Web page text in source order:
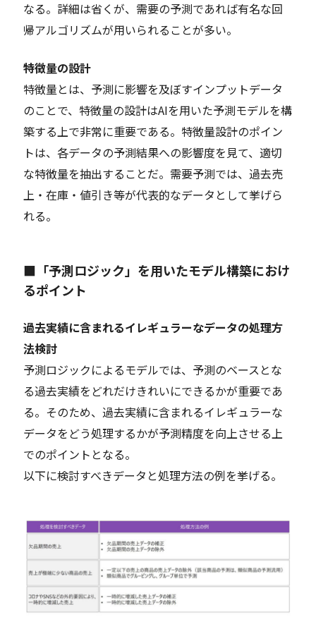
なる。詳細は省くが、需要の予測であれば有名な回
帰アルゴリズムが用いられることが多い。
特徴量の設計
特徴量とは、予測に影響を及ぼすインプットデータ
のことで、特徴量の設計はAIを用いた予測モデルを構
築する上で非常に重要である。特徴量設計のポイン
トは、各データの予測結果への影響度を見て、適切
な特徴量を抽出することだ。需要予測では、過去売
上・在庫・値引き等が代表的なデータとして挙げら
れる。
■「予測ロジック」を用いたモデル構築におけ
るポイント
過去実績に含まれるイレギュラーなデータの処理方
法検討
予測ロジックによるモデルでは、予測のベースとな
る過去実績をどれだけきれいにできるかが重要であ
る。そのため、過去実績に含まれるイレギュラーな
データをどう処理するかが予測精度を向上させる上
でのポイントとなる。
以下に検討すべきデータと処理方法の例を挙げる。